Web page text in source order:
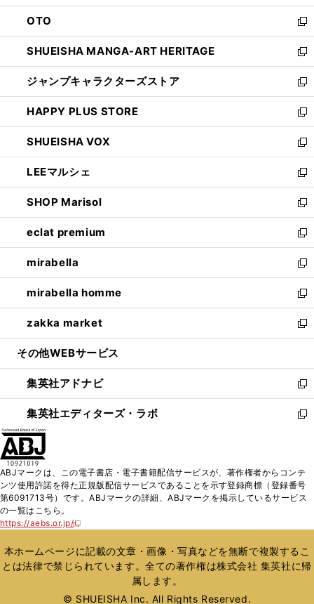
ウ
で
開
く
ン
ド
ウ
で
開
く
OTO
新
し
い
ウ
ィ
ン
ド
ウ
で
開
く
SHUEISHA MANGA-ART HERITAGE
新
し
い
ウ
ィ
ン
ド
ウ
で
開
く
ジャンプキャラクターズストア
新
し
い
ウ
ィ
ン
ド
ウ
で
開
く
HAPPY PLUS STORE
新
し
い
ウ
ィ
ン
ド
ウ
で
開
く
SHUEISHA VOX
新
し
い
ウ
ィ
ン
ド
ウ
で
開
く
LEEマルシェ
新
し
い
ウ
ィ
ン
ド
ウ
で
開
く
SHOP Marisol
新
し
い
ウ
ィ
ン
ド
ウ
で
開
eclat premium
新
し
い
ウ
ィ
ン
ド
ウ
開
く
mirabella
新
し
い
ウ
ィ
ン
ウ
で
開
く
mirabella homme
新
し
い
ウ
ン
ド
ウ
で
zakka market
新
し
ウ
ィ
ン
ド
く
その他WEBサービス
集英社アドナビ
新
し
い
ド
ウ
で
集英社エディターズ・ラボ
新
ィ
ン
ド
開
く
ABJマークは、この電子書店・電子書籍配信サービスが、著作権者からコンテ
ンツ使用許諾を得た正規版配信サービスであることを示す登録商標（登録番号
第6091713号）です。ABJマークの詳細、ABJマークを掲示しているサービス
の一覧はこちら。
https://aebs.or.jp/
新
い
ウ
ィ
本ホームページに記載の文章・画像・写真などを無断で複製するこ
とは法律で禁じられています。全ての著作権は株式会社 集英社に帰
属します。
© SHUEISHA Inc. All Rights Reserved.